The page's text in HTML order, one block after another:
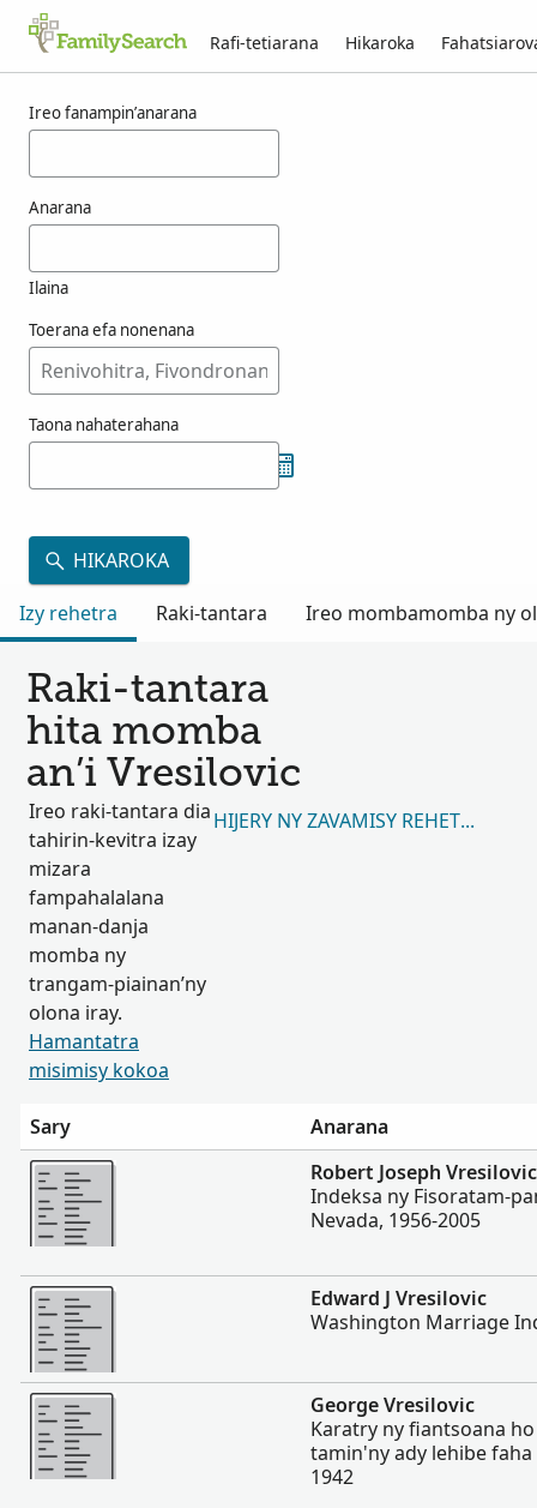
Rafi-tetiarana Hikaroka
Ireo fanampin’anarana
Anarana
Ilaina
Toerana efa nonenana
Taona nahaterahana
HIKAROKA
Izy rehetra
Raki-tantara Ireo mombamomba ny
Raki-tantara
hita momba
an’i Vresilovic
Ireo raki-tantara dia
tahirin-kevitra izay
mizara
fampahalalana
manan-danja
momba ny
trangam-piainan’ny
olona iray.
Hamantatra
misimisy kokoa
HIJERY NY ZAVAMISY REHETRA
Sary
Anarana
Misimisy kokoa
Robert Joseph Vresilovic
Indeksa ny Fisoratam-
Nevada, 1956-2005
Misimisy kokoa
Edward J Vresilovic
Washington Marriage
Misimisy kokoa
George Vresilovic
Karatry ny fiantsoana
tamin'ny ady lehibe
1942